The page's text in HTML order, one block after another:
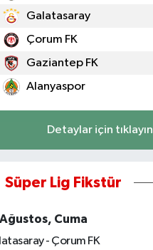
Galatasaray
Çorum FK
Gaziantep FK
Alanyaspor
Detaylar için tıklayın
Süper Lig Fikstür
Cuma
- Çorum FK